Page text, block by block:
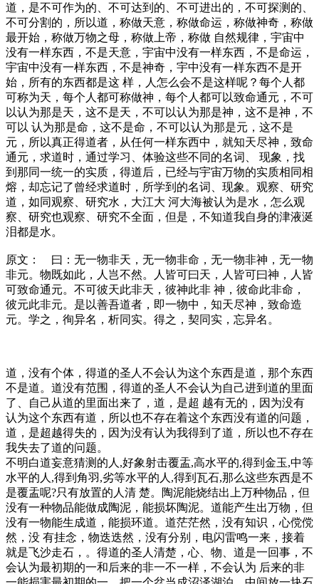
道，是不可作为的、不可达到的、不可进出的，不可探测的、
不可分割的，所以道，称做天意，称做命运，称做神奇，称做
最开始，称做万物之母，称做上帝，称做 自然规律，宇宙中
没有一样东西，不是天意，宇宙中没有一样东西，不是命运，
宇宙中没有一样东西，不是神奇，宇中没有一样东西不是开
始，所有的东西都是这 样，人怎么会不是这样呢？每个人都
可称为天，每个人都可称做神，每个人都可以致命通元，不可
以认为那是天，这不是天，不可以认为那是神，这不是神，不
可以 认为那是命，这不是命，不可以认为那是元，这不是
元，所以真正得道者，从任何一样东西中，就知天尽神，致命
通元，求道时，通过学习、体验这些不同的名词、 现象，找
到那同一统一的实质，得道后，已经与宇宙万物的实质相同相
熔，却忘记了曾经求道时，所学到的名词、现象。观察、研究
道，如同观察、研究水，大江大 河大海被认为是水，怎么观
察、研究也观察、研究不全面，但是，不知道我自身的津液涎
泪都是水。
原文： 曰：无一物非天，无一物非命，无一物非神，无一物
非元。物既如此，人岂不然。人皆可曰天，人皆可曰神，人皆
可致命通元。不可彼天此非天，彼神此非 神，彼命此非命，
彼元此非元。是以善吾道者，即一物中，知天尽神，致命造
元。学之，徇异名，析同实。得之，契同实，忘异名。
道，没有个体，得道的圣人不会认为这个东西是道，那个东西
不是道。道没有范围，得道的圣人不会认为自己进到道的里面
了、自己从道的里面出来了，道，是超 越有无的，因为没有
认为这个东西有道，所以也不存在着这个东西没有道的问题，
道，是超越得失的，因为没有认为我得到了道，所以也不存在
我失去了道的问题。
不明白道妄意猜测的人,好象射击覆盂,高水平的,得到金玉,中等
水平的人,得到角羽,劣等水平的人,得到瓦石,那么这些东西是不
是覆盂呢?只有放置的人清 楚。陶泥能烧结出上万种物品，但
没有一种物品能做成陶泥，能损坏陶泥。道能产生出万物，但
没有一物能生成道，能损环道。道茫茫然，没有知识，心傥傥
然，没 有挂念，物迭迭然，没有分别，电闪雷鸣一来，接着
就是飞沙走石，。得道的圣人清楚，心、物、道是一回事，不
会认为最初期的一和后来的非一不一样，不会认为 后来的非